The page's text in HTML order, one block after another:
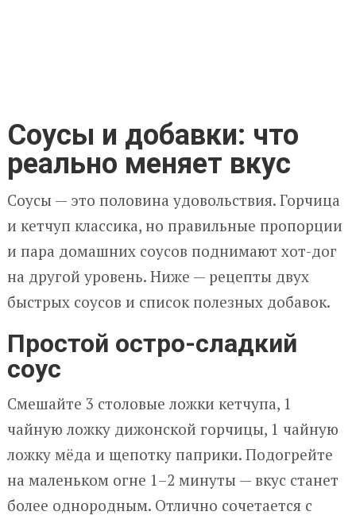
Соусы и добавки: что
реально меняет вкус
Соусы — это половина удовольствия. Горчица
и кетчуп классика, но правильные пропорции
и пара домашних соусов поднимают хот-дог
на другой уровень. Ниже — рецепты двух
быстрых соусов и список полезных добавок.
Простой остро-сладкий
соус
Смешайте 3 столовые ложки кетчупа, 1
чайную ложку дижонской горчицы, 1 чайную
ложку мёда и щепотку паприки. Подогрейте
на маленьком огне 1–2 минуты — вкус станет
более однородным. Отлично сочетается с